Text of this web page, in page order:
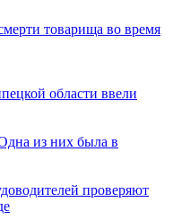
товарища во время
области ввели
из них была в
проверяют